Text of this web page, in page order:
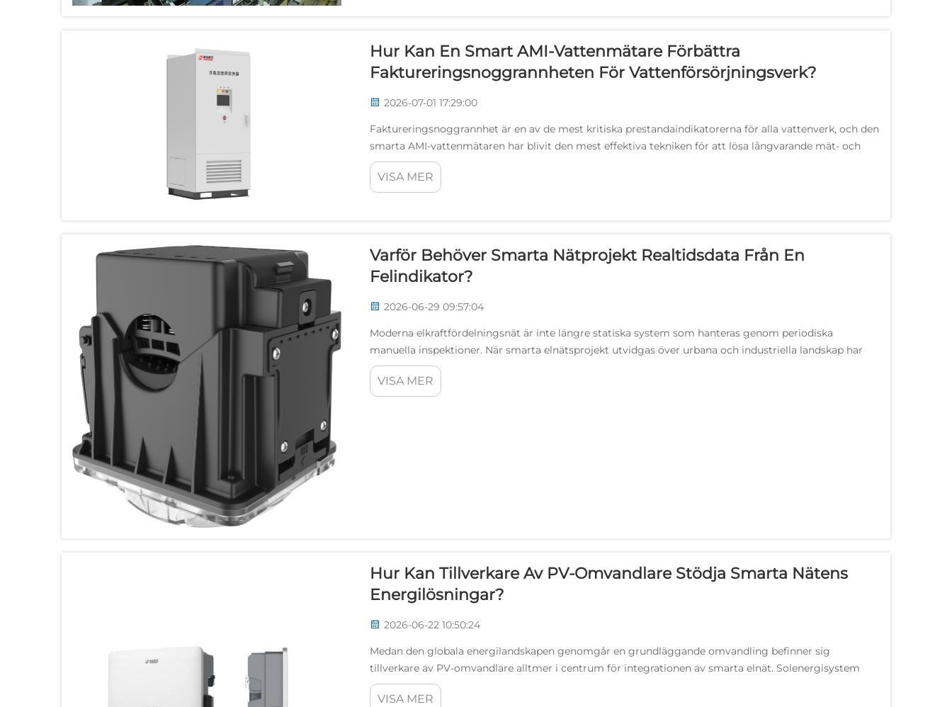
Hur Kan En Smart AMI-Vattenmätare Förbättra
Faktureringsnoggrannheten För Vattenförsörjningsverk?
2026-07-01 17:29:00
Faktureringsnoggrannhet är en av de mest kritiska prestandaindikatorerna för alla vattenverk, och den
smarta AMI-vattenmätaren har blivit den mest effektiva tekniken för att lösa långvarande mät- och
faktureringsutmaningar. Traditionella mekaniska...
VISA MER
Varför Behöver Smarta Nätprojekt Realtidsdata Från En
Felindikator?
2026-06-29 09:57:04
Moderna elkraftfördelningsnät är inte längre statiska system som hanteras genom periodiska
manuella inspektioner. När smarta elnätsprojekt utvidgas över urbana och industriella landskap har
efterfrågan på kontinuerlig, realtidsbaserad driftsintelligens ökat kraftigt...
VISA MER
Hur Kan Tillverkare Av PV-Omvandlare Stödja Smarta Nätens
Energilösningar?
2026-06-22 10:50:24
Medan den globala energilandskapen genomgår en grundläggande omvandling befinner sig
tillverkare av PV-omvandlare alltmer i centrum för integrationen av smarta elnät. Solenergisystem
med fotovoltaik fungerar inte längre som isolerade energikällor — de...
VISA MER